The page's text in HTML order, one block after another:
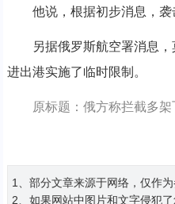
他说，根据初步消息，袭
另据俄罗斯航空署消息，
进出港实施了临时限制。
原标题：俄方称拦截多
1、部分文章来源于网络，仅作为
2、如果网站中图片和文字侵犯